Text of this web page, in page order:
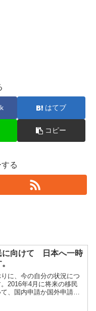
はてブ
コピー
る
に向けて 日本へ一時
に、今の自分の状況につ
2016年4月に将来の移民
、国内申請か国外申請で